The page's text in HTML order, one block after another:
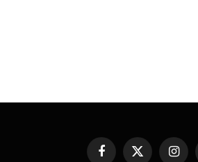
Facebook
X